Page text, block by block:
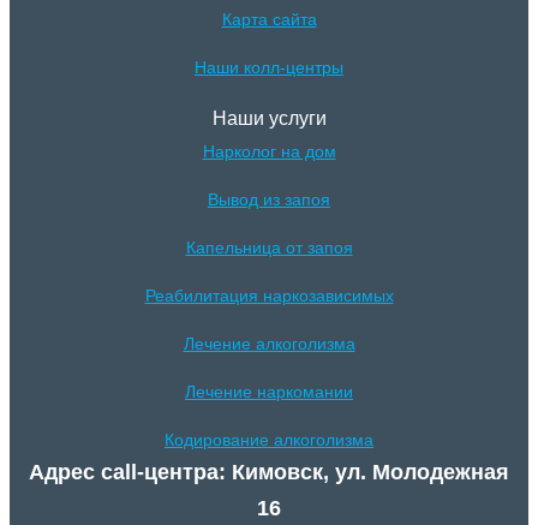
Карта сайта
Наши колл-центры
Наши услуги
Нарколог на дом
Вывод из запоя
Капельница от запоя
Реабилитация наркозависимых
Лечение алкоголизма
Лечение наркомании
Кодирование алкоголизма
Адрес call-центра: Кимовск, ул. Молодежная
16